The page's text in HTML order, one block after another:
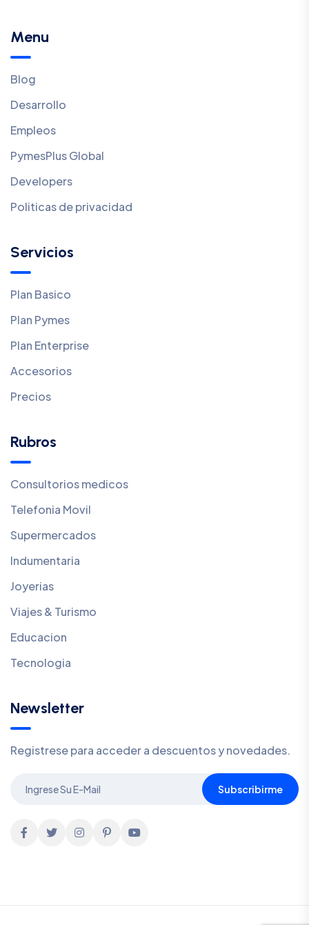
Menu
Blog
Desarrollo
Empleos
PymesPlus Global
Developers
Politicas de privacidad
Servicios
Plan Basico
Plan Pymes
Plan Enterprise
Accesorios
Precios
Rubros
Consultorios medicos
Telefonia Movil
Supermercados
Indumentaria
Joyerias
Viajes & Turismo
Educacion
Tecnologia
Newsletter
Registrese para acceder a descuentos y novedades.
Subscribirme